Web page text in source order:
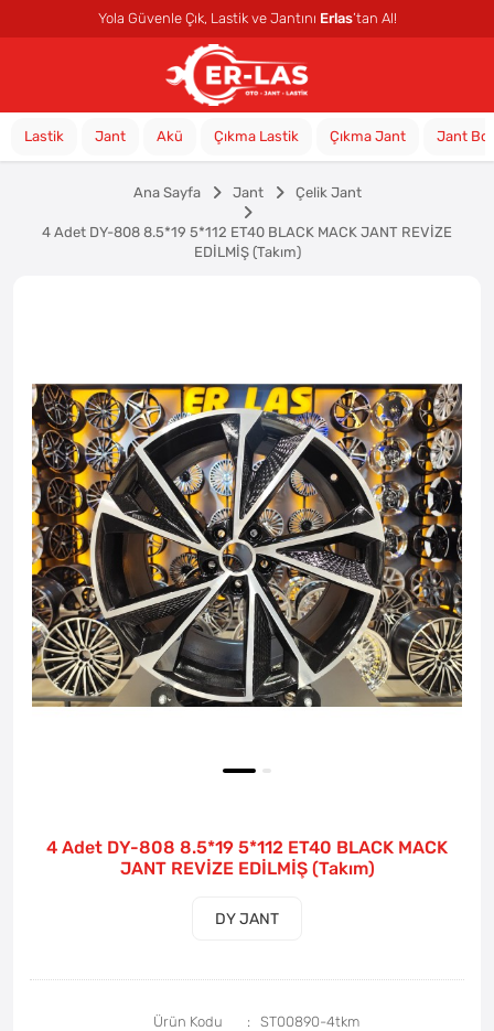
Yola Güvenle Çık, Lastik ve Jantını Erlas’tan Al!
Lastik Jant Akü Çıkma Lastik Çıkma Jant Jant
Ana Sayfa Jant Çelik Jant
4 Adet DY-808 8.5*19 5*112 ET40 BLACK MACK JANT REVİZE
EDİLMİŞ (Takım)
4 Adet DY-808 8.5*19 5*112 ET40 BLACK MACK
JANT REVİZE EDİLMİŞ (Takım)
DY JANT
Ürün Kodu
ST00890-4tkm